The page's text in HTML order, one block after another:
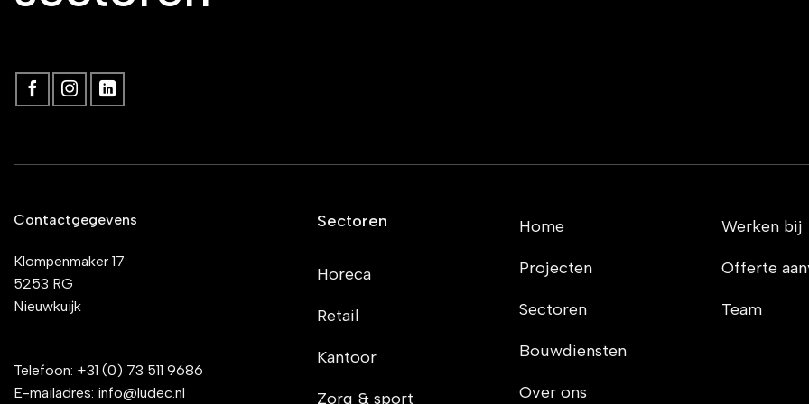
Contactgegevens
Klompenmaker 17
5253 RG
Nieuwkuijk
Telefoon: +31 (0) 73 511 9686
E-mailadres: info@ludec.nl
Sectoren
Horeca
Retail
Kantoor
Zorg & sport
Home
Projecten
Sectoren
Bouwdiensten
Over ons
Werken bij
Offerte
Team